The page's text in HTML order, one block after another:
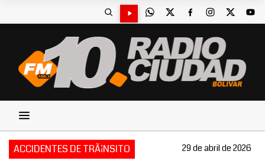
ACCIDENTES DE TRÃ¡NSITO 29 de abril de 2026